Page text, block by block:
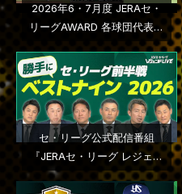
2026年6・7月度 JERAセ・
リーグAWARD 各球団代表選
セ・リーグ公式配信番組
『JERAセ・リーグ レジェン
ドＬＩＶＥ』２０２６年第４